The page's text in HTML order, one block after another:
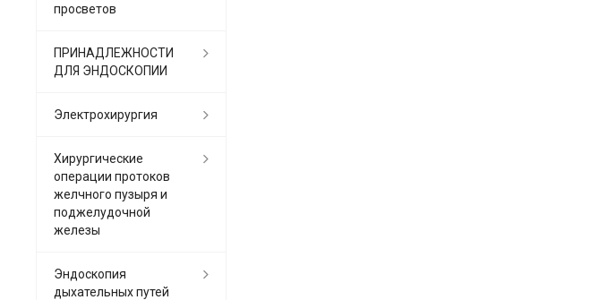
просветов
ПРИНАДЛЕЖНОСТИ
ДЛЯ ЭНДОСКОПИИ
Электрохирургия
Хирургические
операции протоков
желчного пузыря и
поджелудочной
железы
Эндоскопия
дыхательных путей